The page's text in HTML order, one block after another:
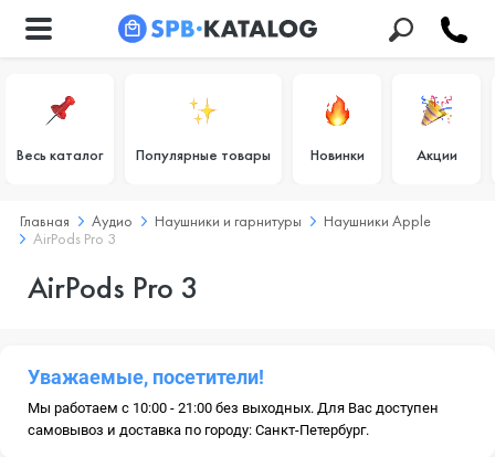
Весь каталог Популярные товары Новинки Акции
Главная Аудио Наушники и гарнитуры
Наушники Apple
AirPods Pro 3
AirPods Pro 3
Уважаемые, посетители!
Мы работаем с 10:00 - 21:00 без выходных. Для Вас доступен
самовывоз и доставка по городу: Санкт-Петербург.